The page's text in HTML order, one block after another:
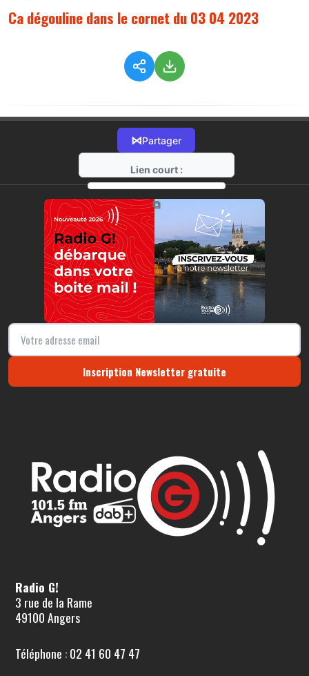
Ca dégouline dans le cornet du 03 04 2023
⋈Partager
Lien court :
https://radio-g.fr?11115
⧉
Inscription Newsletter gratuite
Radio G!
3 rue de la Rame
49100 Angers
Téléphone : 02 41 60 47 47